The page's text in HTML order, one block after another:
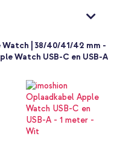
| 38/40/41/42 mm -
Watch USB-C en USB-A